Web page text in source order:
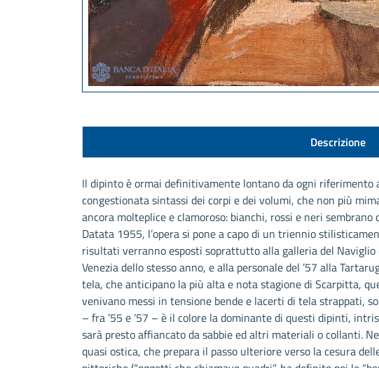
Descrizione
Il dipinto è ormai definitivamente lontano da ogni riferimento
congestionata sintassi dei corpi e dei volumi, che non più
ancora molteplice e clamoroso: bianchi, rossi e neri
Datata 1955, l’opera si pone a capo di un triennio
risultati verranno esposti soprattutto alla galleria del Naviglio
Venezia dello stesso anno, e alla personale del ’57 alla
tela, che anticipano la più alta e nota stagione di Scarpitta,
venivano messi in tensione bende e lacerti di tela strappati,
– fra ’55 e ’57 – è il colore la dominante di questi dipinti,
sarà presto affiancato da sabbie ed altri materiali o collanti.
quasi ostica, che prepara il passo ulteriore verso la cesura